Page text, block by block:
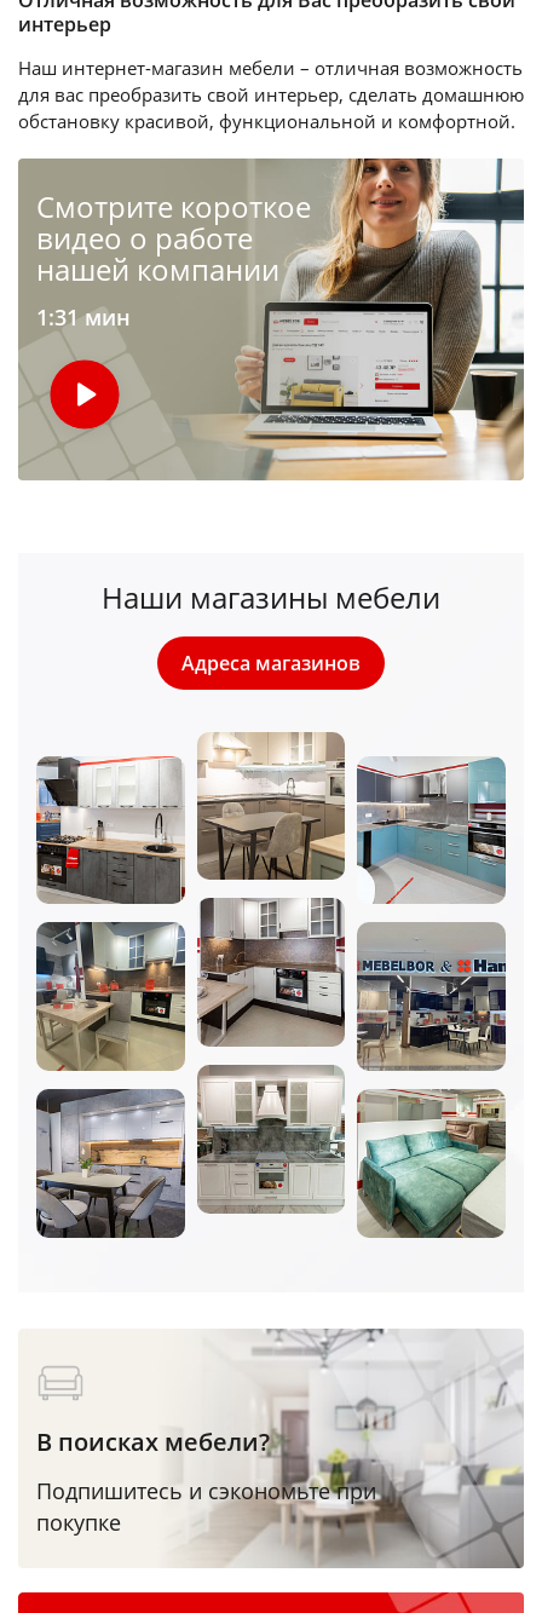
интерьер
Наш интернет-магазин мебели – отличная возможность
для вас преобразить свой интерьер, сделать домашнюю
обстановку красивой, функциональной и комфортной.
Cмотрите короткое
видео о работе
нашей компании
1:31 мин
Наши магазины мебели
Адреса магазинов
В поисках мебели?
Подпишитесь и сэкономьте при
покупке